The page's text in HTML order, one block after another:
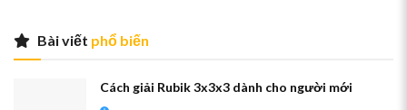
Bài viết phổ biến
Cách giải Rubik 3x3x3 dành cho người mới